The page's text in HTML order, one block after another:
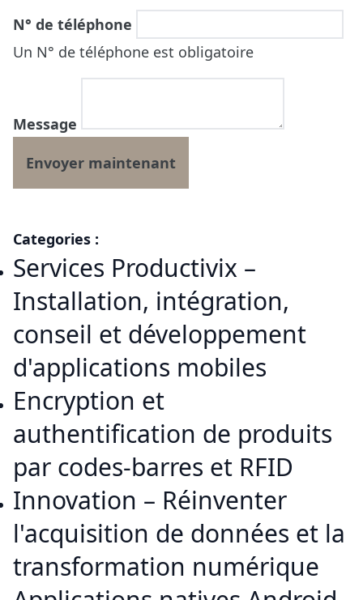
N° de téléphone
Un N° de téléphone est obligatoire
Message
Categories :
Services Productivix –
Installation, intégration,
conseil et développement
d'applications mobiles
Encryption et
authentification de produits
par codes-barres et RFID
Innovation – Réinventer
l'acquisition de données et la
transformation numérique